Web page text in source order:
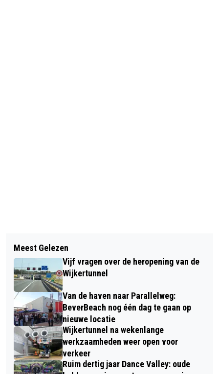
OVER LIST EN BEDROG IN DE TOUR DE
FRANCE ONDER HET MOTTO "DE
TREIN IS ZO GEK NOG NIET!"
DÁÁR GAAT ZE… OPVANGSCHIP
SILJA EUROPA VERTROKKEN UIT
VELSEN
Meest Gelezen
Vijf vragen over de heropening van de
Wijkertunnel
Van de haven naar Parallelweg:
BeverBeach nog één dag te gaan op
nieuwe locatie
Wijkertunnel na wekenlange
werkzaamheden weer open voor
verkeer
Ruim dertig jaar Dance Valley: oude